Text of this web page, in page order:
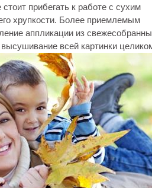
прибегать к работе с сухим
хрупкости. Более приемлемым
аппликации из
всей картинки